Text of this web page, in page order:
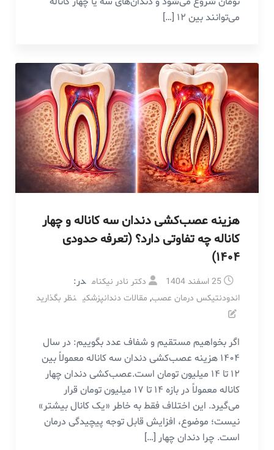
می‌توانند بین ۱۲ […]
هزینه عصب‌کشی دندان سه کاناله و چهار
کاناله چه تفاوتی دارد؟ (تعرفه حدودی
۱۴۰۴)
25 اسفند 1404 دکتر نادر نیکنام در:
اندودنتیکس درمان عصب, مقالات دندانپزشکی نظر بگذارید
اگر بخواهیم مستقیم و شفاف عدد بگوییم: در سال
۱۴۰۴ هزینه عصب‌کشی دندان سه کاناله معمولاً بین
۱۲ تا ۱۴ میلیون تومان است.عصب‌کشی دندان چهار
کاناله معمولاً در بازه ۱۴ تا ۱۷ میلیون تومان قرار
می‌گیرد. این اختلاف فقط به خاطر «یک کانال بیشتر»
نیست؛ موضوع، افزایش قابل توجه پیچیدگی درمان
است. چرا دندان چهار […]